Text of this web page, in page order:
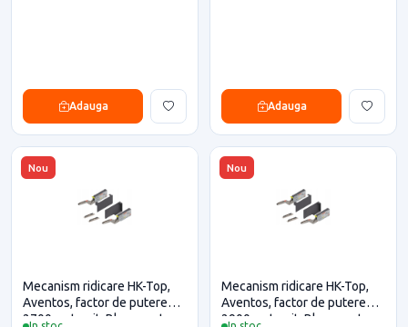
Adauga Adauga
Nou
Mecanism ridicare HK-Top,
Aventos, factor de putere
2700, antracit, Blum pentru
Nou
Mecanism ridicare HK-Top,
Aventos, factor de putere
2900, antracit, Blum pentru